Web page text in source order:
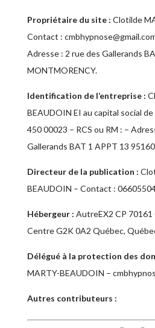
Propriétaire du site : Clotilde
Contact :
Adresse : 2 rue des Gallerands
MONTMORENCY.
Identification de l’entreprise :
BEAUDOIN EI au capital social de
450 00023 – RCS ou RM : –
Gallerands BAT 1 APPT 13
Directeur de la publication :
BEAUDOIN – Contact :
Hébergeur : AutreEX2 CP
Centre G2K 0A2 Québec,
Délégué à la protection des
MARTY-BEAUDOIN –
Autres contributeurs :